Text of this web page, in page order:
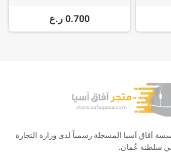
0.700 ر.ع
آفاق آسيا المسجلة رسمياً لدى وزارة التجارة
في سلطنة عُمان.